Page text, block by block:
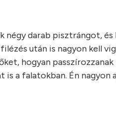
négy darab pisztrángot,
után is nagyon kell
hogyan
is a falatokban. Én